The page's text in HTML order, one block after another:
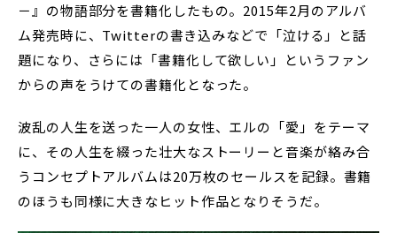
－』の物語部分を書籍化したもの。2015年2月のアルバ
ム発売時に、Twitterの書き込みなどで「泣ける」と話
題になり、さらには「書籍化して欲しい」というファン
からの声をうけての書籍化となった。
波乱の人生を送った一人の女性、エルの「愛」をテーマ
に、その人生を綴った壮大なストーリーと音楽が絡み合
うコンセプトアルバムは20万枚のセールスを記録。書籍
のほうも同様に大きなヒット作品となりそうだ。